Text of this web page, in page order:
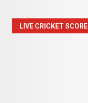
LIVE CRICKET SCORE